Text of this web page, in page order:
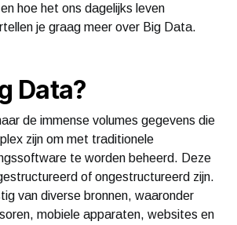
hoe het ons dagelijks leven
je graag meer over Big Data.
Data?
de immense volumes gegevens die
zijn om met traditionele
te worden beheerd. Deze
of ongestructureerd zijn.
van diverse bronnen, waaronder
mobiele apparaten, websites en